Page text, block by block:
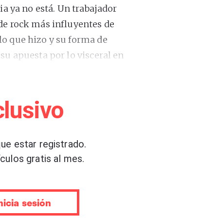
ya no está. Un trabajador
rock más influyentes de
que hizo y su forma de
apuesta por lo visceral en
que se desgañita
Ni siquiera tu cuñada, la
en Pasadena, California,
alguna canción del “In
estar registrado.
gratis al mes.
sesión